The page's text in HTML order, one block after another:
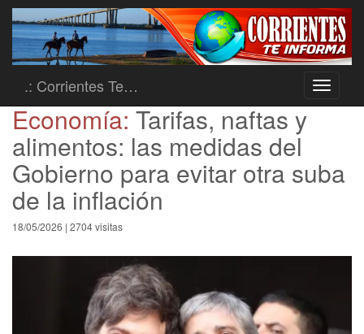
Toggle
.: Corrientes Te…
Economía: Tarifas, naftas y
alimentos: las medidas del
Gobierno para evitar otra suba
de la inflación
18/05/2026 | 2704 visitas